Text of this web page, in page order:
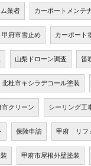
業者 カーポートメンテ
甲府市雪止め カーポート
山梨ドローン調査 笛
北杜市キシラデコール塗装
市クリーン シーリング工
保険申請 甲府 リフ
甲府市屋根外壁塗装